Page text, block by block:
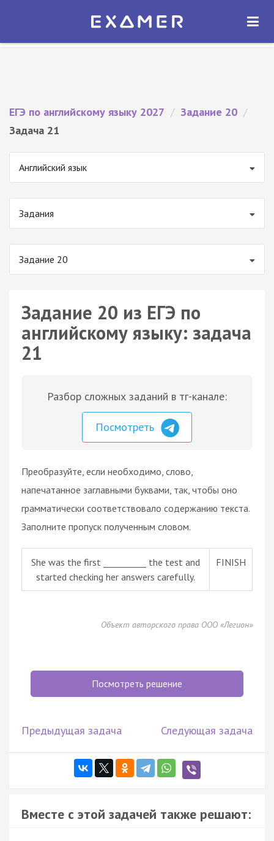
Экзамер — ЕГЭ 2027
ОТКРЫТЬ
ЕГЭ по английскому языку 2027 / Задание 20 /
Задача 21
Английский язык
Задания
Задание 20
Задание 20 из ЕГЭ по
английскому языку: задача
21
Разбор сложных заданий в тг-канале:
Посмотреть
Преобразуйте, если необходимо, слово,
напечатанное заглавными буквами, так, чтобы оно
грамматически соответствовало содержанию текста.
Заполните пропуск полученным словом.
She was the first __________ the test and
started checking her answers carefully.
FINISH
Объект авторского права ООО «Легион»
Посмотреть решение
Предыдущая задача Следующая задача
Вместе с этой задачей также решают: